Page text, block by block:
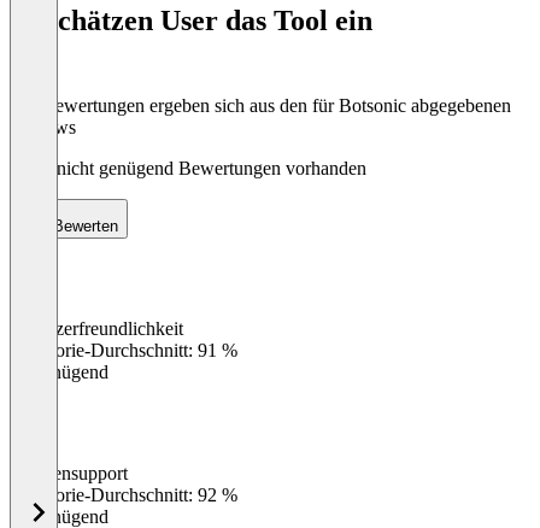
So schätzen User das Tool ein
Die Bewertungen ergeben sich aus den für Botsonic abgegebenen
Reviews
Noch nicht genügend Bewertungen vorhanden
Bewerten
Benutzerfreundlichkeit
Kategorie-Durchschnitt: 91 %
Ungenügend
Kundensupport
Kategorie-Durchschnitt: 92 %
Ungenügend